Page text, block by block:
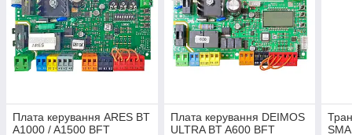
Плата керування ARES BT
A1000 / A1500 BFT
Плата керування DEIMOS
ULTRA BT A600 BFT